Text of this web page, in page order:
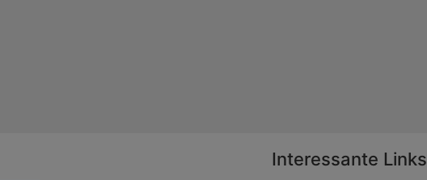
Interessante Links